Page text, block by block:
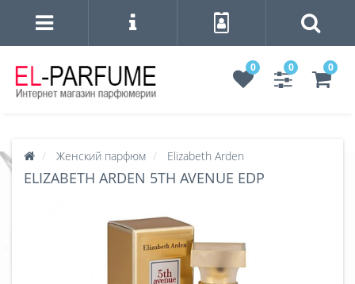
0 0 0
Женский парфюм Elizabeth Arden
ELIZABETH ARDEN 5TH AVENUE EDP